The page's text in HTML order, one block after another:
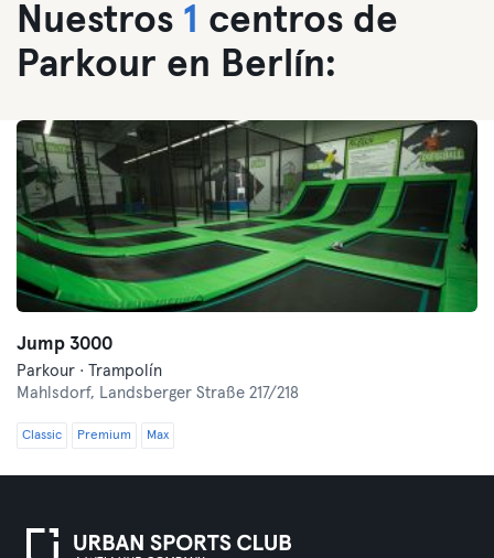
Nuestros 1 centros de
Parkour en Berlín:
Jump 3000
Parkour · Trampolín
Mahlsdorf, Landsberger Straße 217/218
Classic Premium Max